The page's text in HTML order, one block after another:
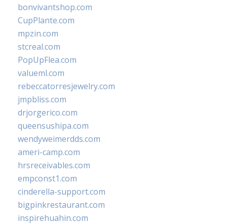
bonvivantshop.com
CupPlante.com
mpzin.com
stcreal.com
PopUpFlea.com
valueml.com
rebeccatorresjewelry.com
jmpbliss.com
drjorgerico.com
queensushipa.com
wendyweimerdds.com
ameri-camp.com
hrsreceivables.com
empconst1.com
cinderella-support.com
bigpinkrestaurant.com
inspirehuahin.com